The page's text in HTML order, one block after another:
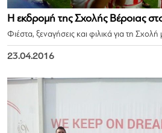
Η εκδρομή της Σχολής Βέροιας
Φιέστα, ξεναγήσεις και φιλικά για τη Σχολή
23.04.2016